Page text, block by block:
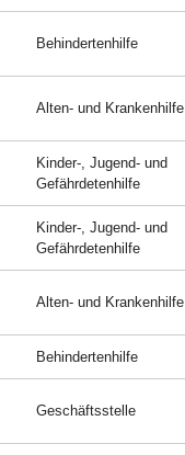
Behindertenhilfe
Alten- und Krankenhilfe
Kinder-, Jugend- und
Gefährdetenhilfe
Kinder-, Jugend- und
Gefährdetenhilfe
Alten- und Krankenhilfe
Behindertenhilfe
Geschäftsstelle